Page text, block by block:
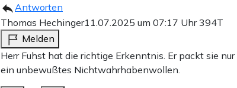
Antworten
Thomas Hechinger11.07.2025 um 07:17 Uhr394T
Melden
Herr Fuhst hat die richtige Erkenntnis. Er packt sie
ein unbewußtes Nichtwahrhabenwollen.